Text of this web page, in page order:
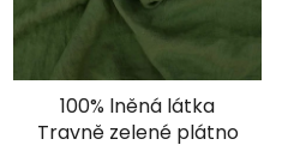
100% lněná látka
Travně zelené plátno